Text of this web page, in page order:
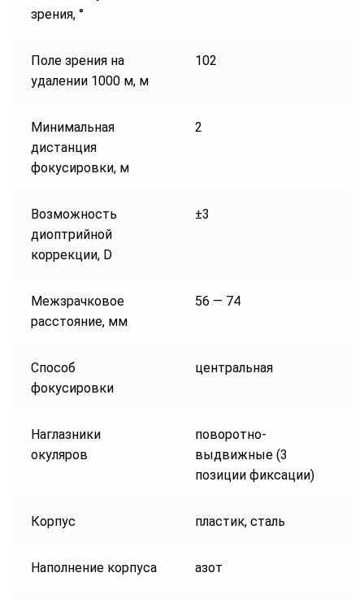
зрения, °
Поле зрения на
удалении 1000 м, м
102
Минимальная
дистанция
фокусировки, м
2
Возможность
диоптрийной
коррекции, D
±3
Межзрачковое
расстояние, мм
56 — 74
Способ
фокусировки
центральная
Наглазники
окуляров
поворотно-
выдвижные (3
позиции фиксации)
Корпус пластик, сталь
Наполнение корпуса азот